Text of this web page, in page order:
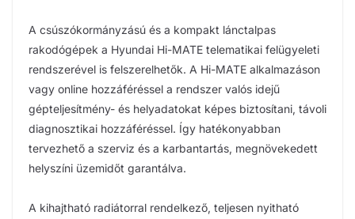
A csúszókormányzású és a kompakt lánctalpas
rakodógépek a Hyundai Hi-MATE telematikai felügyeleti
rendszerével is felszerelhetők. A Hi-MATE alkalmazáson
vagy online hozzáféréssel a rendszer valós idejű
gépteljesítmény- és helyadatokat képes biztosítani, távoli
diagnosztikai hozzáféréssel. Így hatékonyabban
tervezhető a szerviz és a karbantartás, megnövekedett
helyszíni üzemidőt garantálva.
A kihajtható radiátorral rendelkező, teljesen nyitható